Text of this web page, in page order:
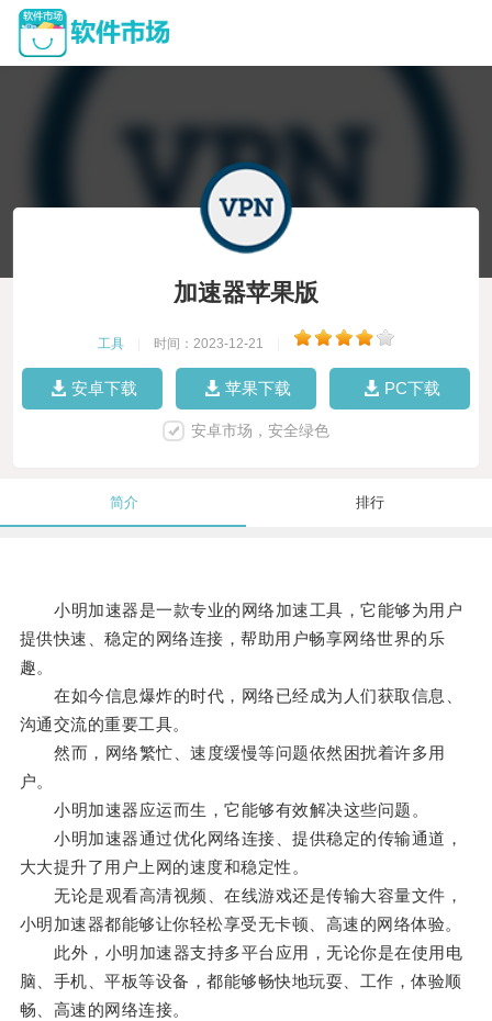
加速器苹果版
工具 时间：2023-12-21
安卓下载 苹果下载 PC下载
安卓市场，安全绿色
简介 排行
小明加速器是一款专业的网络加速工具，它能够为用户
提供快速、稳定的网络连接，帮助用户畅享网络世界的乐
趣。
在如今信息爆炸的时代，网络已经成为人们获取信息、
沟通交流的重要工具。
然而，网络繁忙、速度缓慢等问题依然困扰着许多用
户。
小明加速器应运而生，它能够有效解决这些问题。
小明加速器通过优化网络连接、提供稳定的传输通道，
大大提升了用户上网的速度和稳定性。
无论是观看高清视频、在线游戏还是传输大容量文件，
小明加速器都能够让你轻松享受无卡顿、高速的网络体验。
此外，小明加速器支持多平台应用，无论你是在使用电
脑、手机、平板等设备，都能够畅快地玩耍、工作，体验顺
畅、高速的网络连接。